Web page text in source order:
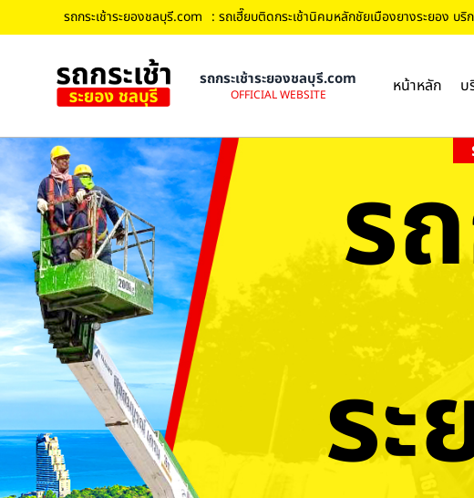
รถกระเช้าระยองชลบุรี.com : รถเฮี๊ยบติดกระเช้านิคมหลักชัยเมืองยางระยอง บริก
รถกระเช้าระยองชลบุรี.com
OFFICIAL WEBSITE หน้าหลัก บ
ร
ร